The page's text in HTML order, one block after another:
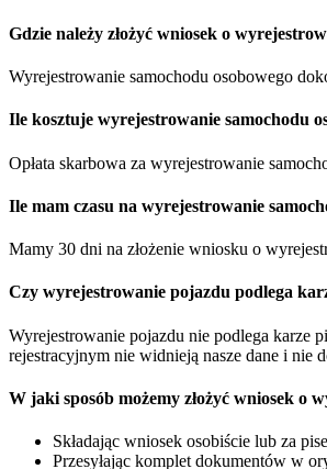
Gdzie należy złożyć wniosek o
Wyrejestrowanie samochodu osobowego
Ile kosztuje wyrejestrowanie samochodu
Opłata skarbowa za wyrejestrowanie
Ile mam czasu na wyrejestrowanie
Mamy 30 dni na złożenie wniosku o
Czy wyrejestrowanie pojazdu podlega
Wyrejestrowanie pojazdu nie podlega karze
rejestracyjnym nie widnieją nasze dane i nie
W jaki sposób możemy złożyć wniosek o
Składając wniosek osobiście lub za
Przesyłając komplet dokumentów w